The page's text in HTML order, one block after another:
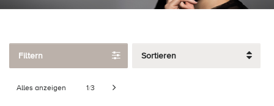
Filtern Sortieren
Alles anzeigen 1/3